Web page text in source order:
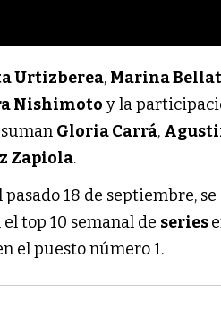
Urtizberea, Marina
Nishimoto y la
Gloria Carrá,
Zapiola.
pasado 18 de septiembre,
top 10 semanal de series
el puesto número 1.